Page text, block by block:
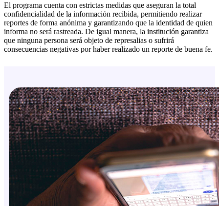
El programa cuenta con estrictas medidas que aseguran la total
confidencialidad de la información recibida, permitiendo realizar
reportes de forma anónima y garantizando que la identidad de quien
informa no será rastreada. De igual manera, la institución garantiza
que ninguna persona será objeto de represalias o sufrirá
consecuencias negativas por haber realizado un reporte de buena fe.